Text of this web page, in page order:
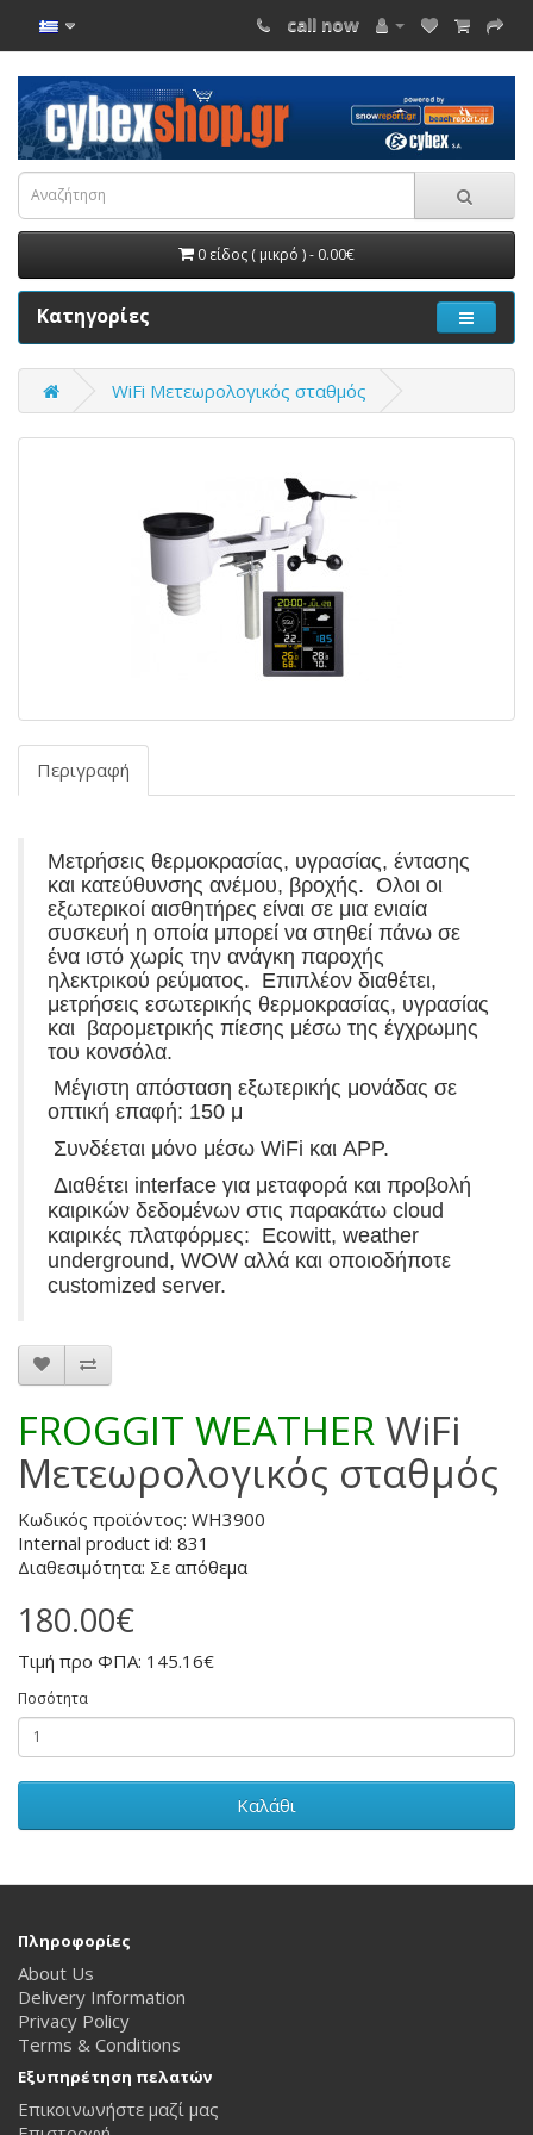
call now
0 είδος ( μικρό ) - 0.00€
Κατηγορίες
WiFi Μετεωρολογικός σταθμός
Περιγραφή
Μετρήσεις θερμοκρασίας, υγρασίας, έντασης
και κατεύθυνσης ανέμου, βροχής. Ολοι οι
εξωτερικοί αισθητήρες είναι σε μια ενιαία
συσκευή η οποία μπορεί να στηθεί πάνω σε
ένα ιστό χωρίς την ανάγκη παροχής
ηλεκτρικού ρεύματος. Επιπλέον διαθέτει,
μετρήσεις εσωτερικής θερμοκρασίας, υγρασίας
και βαρομετρικής πίεσης μέσω της έγχρωμης
του κονσόλα.
Μέγιστη απόσταση εξωτερικής μονάδας σε
οπτική επαφή: 150 μ
Συνδέεται μόνο μέσω WiFi και APP.
Διαθέτει interface για μεταφορά και προβολή
καιρικών δεδομένων στις παρακάτω cloud
καιρικές πλατφόρμες: Ecowitt, weather
underground, WOW αλλά και οποιοδήποτε
customized server.
FROGGIT WEATHER WiFi
Μετεωρολογικός σταθμός
Κωδικός προϊόντος: WH3900
Internal product id: 831
Διαθεσιμότητα: Σε απόθεμα
180.00€
Τιμή προ ΦΠΑ: 145.16€
Ποσότητα
Καλάθι
Πληροφορίες
About Us
Delivery Information
Privacy Policy
Terms & Conditions
Εξυπηρέτηση πελατών
Επικοινωνήστε μαζί μας